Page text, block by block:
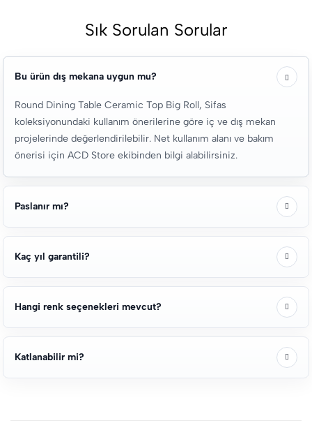
Sık Sorulan Sorular
Bu ürün dış mekana uygun mu?
Round Dining Table Ceramic Top Big Roll, Sifas
koleksiyonundaki kullanım önerilerine göre iç ve dış mekan
projelerinde değerlendirilebilir. Net kullanım alanı ve bakım
önerisi için ACD Store ekibinden bilgi alabilirsiniz.
Paslanır mı?
Kaç yıl garantili?
Hangi renk seçenekleri mevcut?
Katlanabilir mi?